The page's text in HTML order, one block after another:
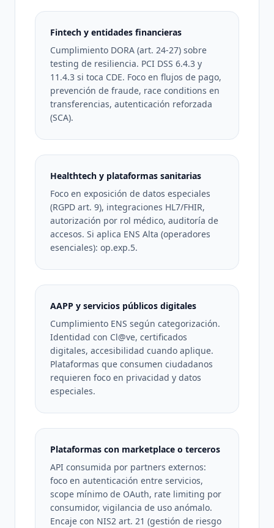
Fintech y entidades financieras
Cumplimiento DORA (art. 24-27) sobre
testing de resiliencia. PCI DSS 6.4.3 y
11.4.3 si toca CDE. Foco en flujos de pago,
prevención de fraude, race conditions en
transferencias, autenticación reforzada
(SCA).
Healthtech y plataformas sanitarias
Foco en exposición de datos especiales
(RGPD art. 9), integraciones HL7/FHIR,
autorización por rol médico, auditoría de
accesos. Si aplica ENS Alta (operadores
esenciales): op.exp.5.
AAPP y servicios públicos digitales
Cumplimiento ENS según categorización.
Identidad con Cl@ve, certificados
digitales, accesibilidad cuando aplique.
Plataformas que consumen ciudadanos
requieren foco en privacidad y datos
especiales.
Plataformas con marketplace o terceros
API consumida por partners externos:
foco en autenticación entre servicios,
scope mínimo de OAuth, rate limiting por
consumidor, vigilancia de uso anómalo.
Encaje con NIS2 art. 21 (gestión de riesgo